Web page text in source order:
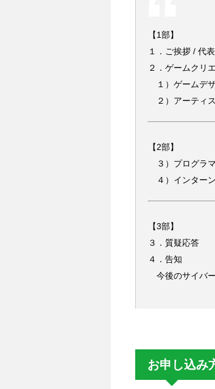
【1部】
１．ご挨拶 / 代
２．ゲームクリ
１）ゲームデ
２）アーティ
【2部】
３）プログラ
４）インター
【3部】
３．質疑応答
４．告知
今後のサイバ
お申し込み